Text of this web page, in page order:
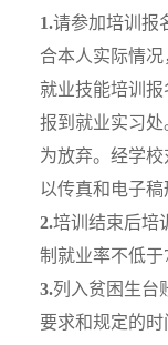
1.请参加培训报
合本人实际情
就业技能培训
报到就业实习处
为放弃。经学
以传真和电子
2.培训结束后培
制就业率不低于
3.列入贫困生台
要求和规定的